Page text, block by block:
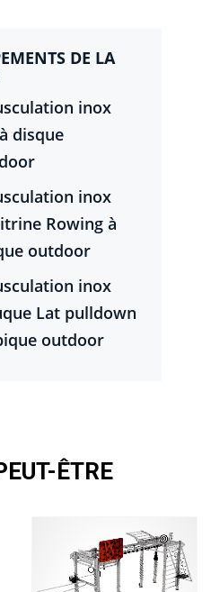
DE LA
inox
disque
inox
Rowing à
outdoor
inox
Lat pulldown
outdoor
ÊTRE